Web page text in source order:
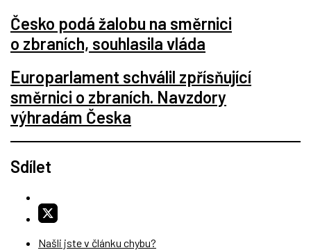
Česko podá žalobu na směrnici
o zbraních, souhlasila vláda
Europarlament schválil zpřísňující
směrnici o zbraních. Navzdory
výhradám Česka
Sdílet
Našli jste v článku chybu?